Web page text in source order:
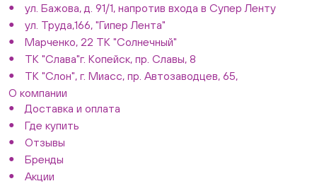
ул. Бажова, д. 91/1, напротив входа в Супер Ленту
ул. Труда,166, "Гипер Лента"
Марченко, 22 ТК "Солнечный"
ТК "Слава"г. Копейск, пр. Славы, 8
ТК "Слон", г. Миасс, пр. Автозаводцев, 65,
О компании
Доставка и оплата
Где купить
Отзывы
Бренды
Акции